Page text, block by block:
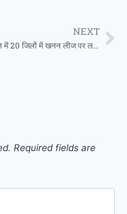
NEXT
राजस्थान में 20 जिलों में खनन लीज पर लग सकती है रोक
Required fields are